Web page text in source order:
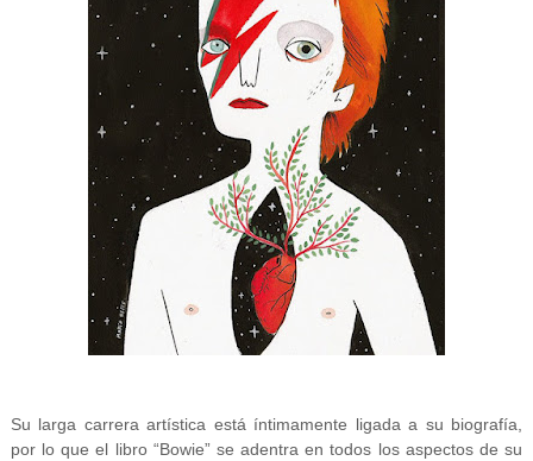
Su larga carrera artística está íntimamente ligada a su biografía,
por lo que el libro “Bowie” se adentra en todos los aspectos de su